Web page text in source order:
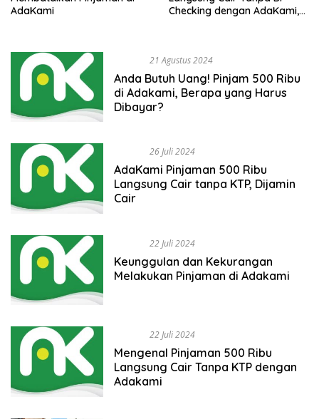
AdaKami
Checking dengan AdaKami,
21 Agustus 2024
Anda Butuh Uang! Pinjam 500 Ribu
di Adakami, Berapa yang Harus
Dibayar?
26 Juli 2024
AdaKami Pinjaman 500 Ribu
Langsung Cair tanpa KTP, Dijamin
Cair
22 Juli 2024
Keunggulan dan Kekurangan
Melakukan Pinjaman di Adakami
22 Juli 2024
Mengenal Pinjaman 500 Ribu
Langsung Cair Tanpa KTP dengan
Adakami